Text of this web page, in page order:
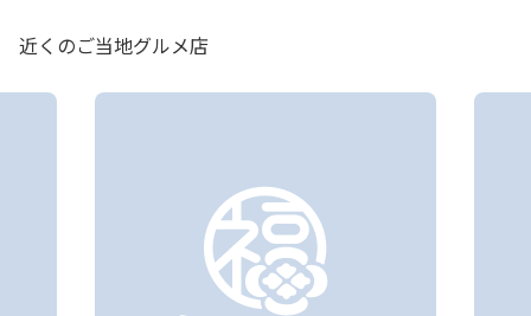
近くのご当地グルメ店